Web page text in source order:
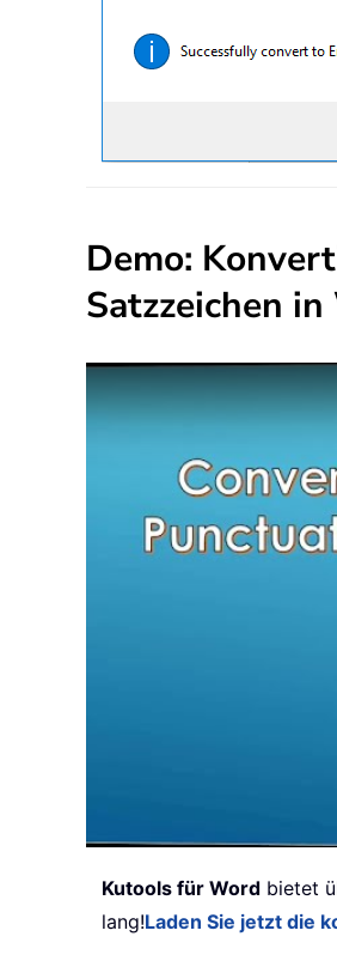
Demo:
Satzzeichen
Kutools für Word bietet
lang!Laden Sie jetzt die